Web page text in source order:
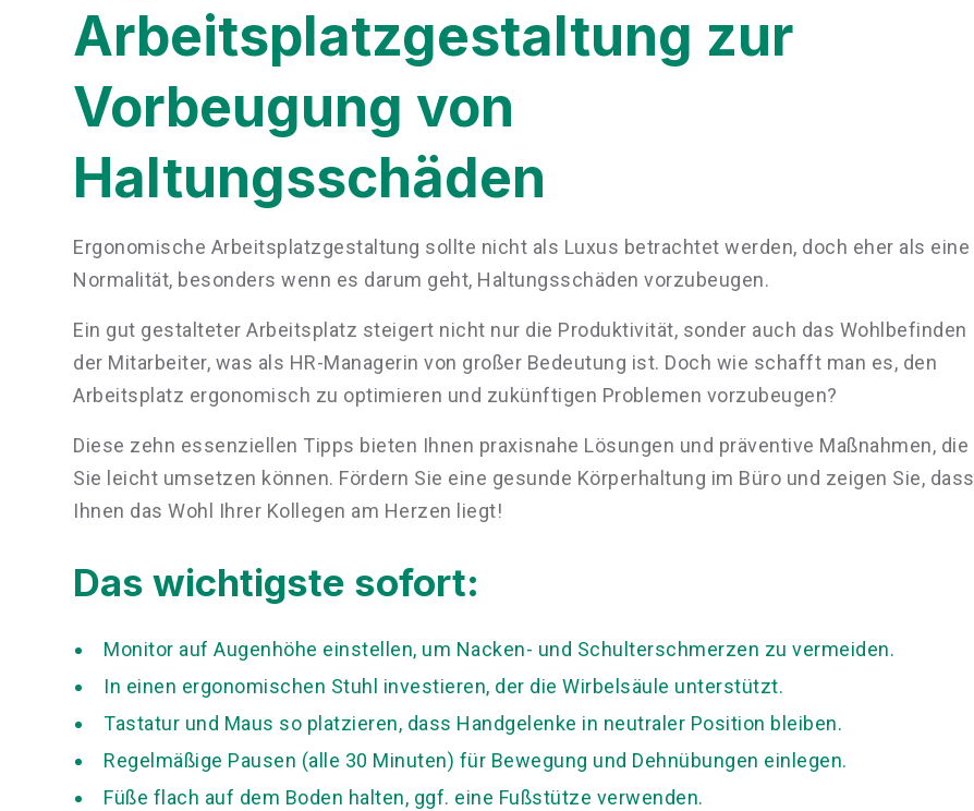
Arbeitsplatzgestaltung zur
Vorbeugung von
Haltungsschäden
Ergonomische Arbeitsplatzgestaltung sollte nicht als Luxus betrachtet werden, doch eher als eine
Normalität, besonders wenn es darum geht, Haltungsschäden vorzubeugen.
Ein gut gestalteter Arbeitsplatz steigert nicht nur die Produktivität, sonder auch das Wohlbefinden
der Mitarbeiter, was als HR-Managerin von großer Bedeutung ist. Doch wie schafft man es, den
Arbeitsplatz ergonomisch zu optimieren und zukünftigen Problemen vorzubeugen?
Diese zehn essenziellen Tipps bieten Ihnen praxisnahe Lösungen und präventive Maßnahmen, die
Sie leicht umsetzen können. Fördern Sie eine gesunde Körperhaltung im Büro und zeigen Sie, dass
Ihnen das Wohl Ihrer Kollegen am Herzen liegt!
Das wichtigste sofort:
Monitor auf Augenhöhe einstellen, um Nacken- und Schulterschmerzen zu vermeiden.
In einen ergonomischen Stuhl investieren, der die Wirbelsäule unterstützt.
Tastatur und Maus so platzieren, dass Handgelenke in neutraler Position bleiben.
Regelmäßige Pausen (alle 30 Minuten) für Bewegung und Dehnübungen einlegen.
Füße flach auf dem Boden halten, ggf. eine Fußstütze verwenden.